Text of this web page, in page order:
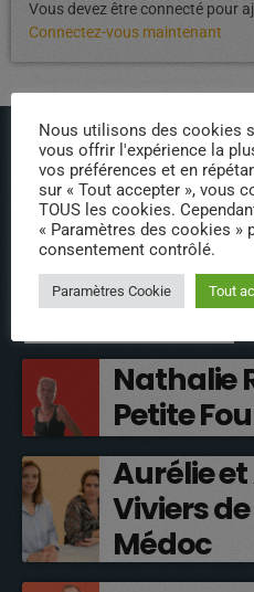
Vous devez être connecté pour
Connectez-vous maintenant
ÉPISODES DE
Nathalie
Petite
Aurélie
Viviers
Médoc
Nous utilisons des cookies
vous offrir l'expérience la
vos préférences et en
sur « Tout accepter », vous
TOUS les cookies.
« Paramètres des cookies »
consentement contrôlé.
Paramètres Cookie Tout